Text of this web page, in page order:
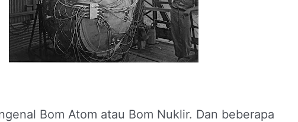
Bom Atom atau Bom Nuklir. Dan beberapa